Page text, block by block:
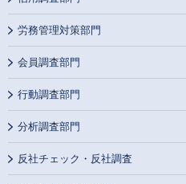
労務管理対策部門
会員調査部門
行動調査部門
分析調査部門
反社チェック・反社調査